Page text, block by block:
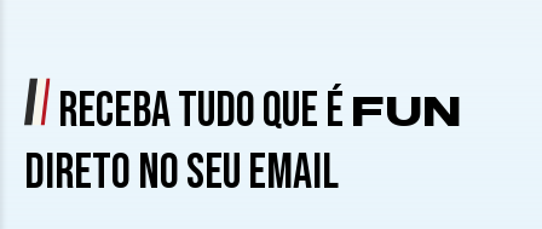
RECEBA TUDO QUE É FUN
DIRETO NO SEU EMAIL